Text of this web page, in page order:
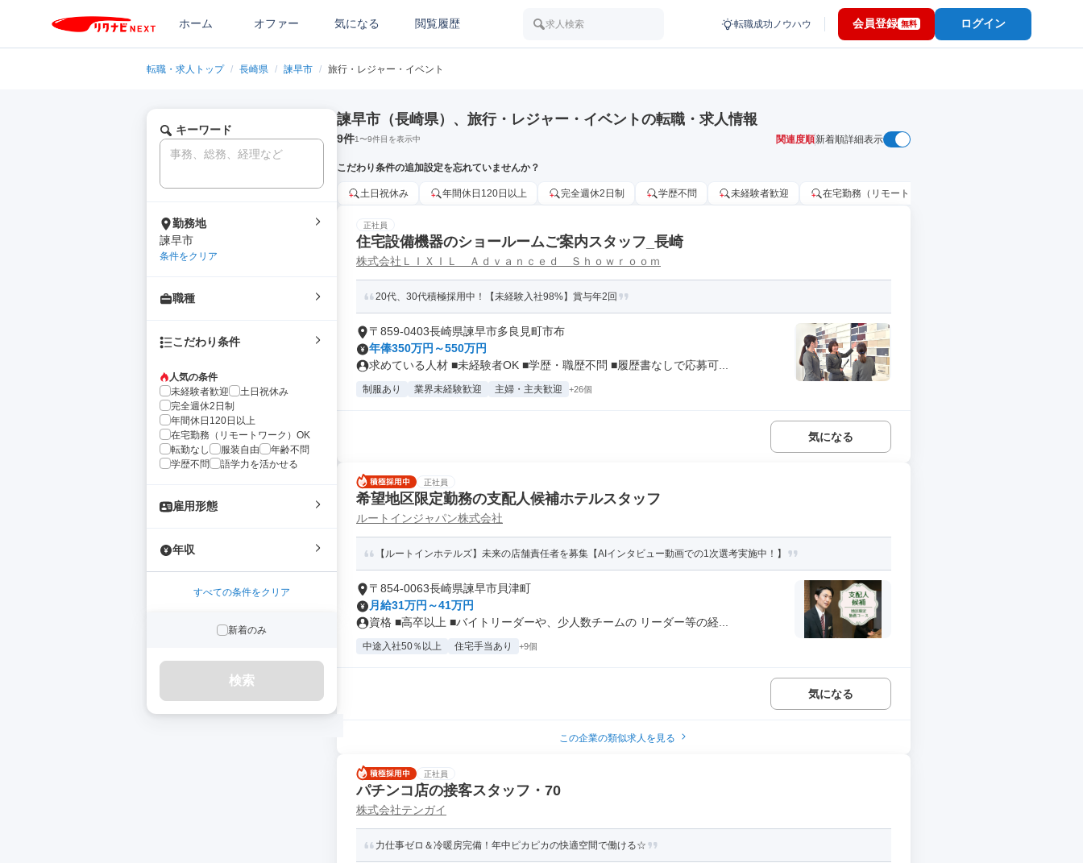
ホーム オファー 気になる 閲覧履歴 求人検索 転職成功ノウハウ 会員登録 無料 ログイン
転職・求人トップ / 長崎県 / 諫早市 / 旅行・レジャー・イベント
キーワード
勤務地
諫早市
条件をクリア
職種
こだわり条件
人気の条件
未経験者歓迎
土日祝休み
完全週休2日制
年間休日120日以上
在宅勤務（リモートワーク）OK
転勤なし
服装自由
年齢不問
学歴不問
語学力を活かせる
雇用形態
年収
すべての条件をクリア
新着のみ
検索
諫早市（長崎県）、旅行・レジャー・イベントの転職・求人情報
9件1〜9件目を表示中 関連度順新着順詳細表示
こだわり条件の追加設定を忘れていませんか？
土日祝休み 年間休日120日以上 完全週休2日制 学歴不問 未経験者歓迎 在宅勤務（リモートワーク）OK
正社員
住宅設備機器のショールームご案内スタッフ_長崎
株式会社ＬＩＸＩＬ Ａｄｖａｎｃｅｄ Ｓｈｏｗｒｏｏｍ
20代、30代積極採用中！【未経験入社98%】賞与年2回
〒859-0403長崎県諫早市多良見町市布
年俸350万円～550万円
求めている人材 ■未経験者OK ■学歴・職歴不問 ■履歴書なしで応募可...
制服あり 業界未経験歓迎 主婦・主夫歓迎 +26個
気になる
正社員
希望地区限定勤務の支配人候補ホテルスタッフ
ルートインジャパン株式会社
【ルートインホテルズ】未来の店舗責任者を募集【AIインタビュー動画での1次選考実施中！】
〒854-0063長崎県諫早市貝津町
月給31万円～41万円
資格 ■高卒以上 ■バイトリーダーや、少人数チームの リーダー等の経...
中途入社50％以上 住宅手当あり +9個
気になる
この企業の類似求人を見る
正社員
パチンコ店の接客スタッフ・70
株式会社テンガイ
力仕事ゼロ＆冷暖房完備！年中ピカピカの快適空間で働ける☆